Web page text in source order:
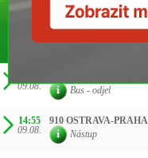
09.08.
Bus - odjel
14:55
09.08.
910 OSTRAVA-
Nástup